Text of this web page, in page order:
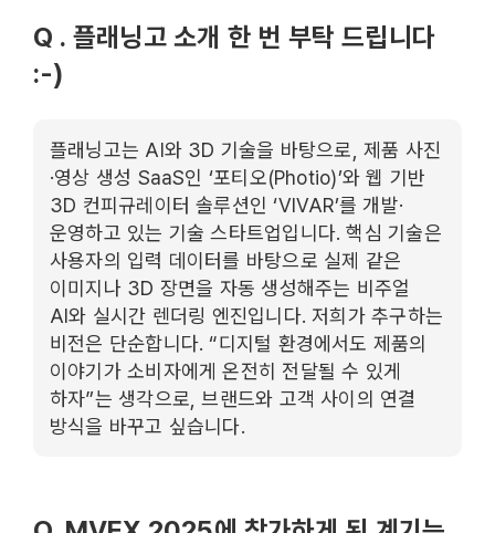
Q . 플래닝고 소개 한 번 부탁 드립니다
:-)
플래닝고는 AI와 3D 기술을 바탕으로, 제품 사진
·영상 생성 SaaS인 ‘포티오(Photio)’와 웹 기반
3D 컨피규레이터 솔루션인 ‘VIVAR’를 개발·
운영하고 있는 기술 스타트업입니다. 핵심 기술은
사용자의 입력 데이터를 바탕으로 실제 같은
이미지나 3D 장면을 자동 생성해주는 비주얼
AI와 실시간 렌더링 엔진입니다. 저희가 추구하는
비전은 단순합니다. “디지털 환경에서도 제품의
이야기가 소비자에게 온전히 전달될 수 있게
하자”는 생각으로, 브랜드와 고객 사이의 연결
방식을 바꾸고 싶습니다.